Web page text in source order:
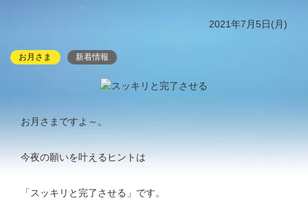
g
2021年7月5日(月)
お月さま 新着情報
お月さまですよ～。
今夜の願いを叶えるヒントは
「スッキリと完了させる」です。